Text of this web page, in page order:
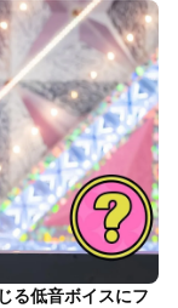
る低音ボイスにフ